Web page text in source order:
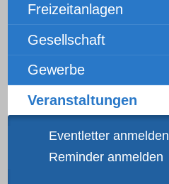
Freizeitanlagen
Gesellschaft
Gewerbe
Veranstaltungen
Eventletter anmelden
Reminder anmelden